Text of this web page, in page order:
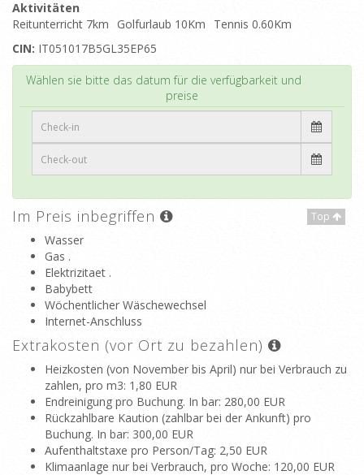
Aktivitäten
Reitunterricht 7km
Golfurlaub 10Km
Tennis 0.60Km
CIN: IT051017B5GL35EP65
Wählen sie bitte das datum für die verfügbarkeit und
preise
Top
Im Preis inbegriffen
Wasser
Gas .
Elektrizitaet .
Babybett
Wöchentlicher Wäschewechsel
Internet-Anschluss
Extrakosten (vor Ort zu bezahlen)
Heizkosten (von November bis April) nur bei Verbrauch zu
zahlen, pro m3: 1,80 EUR
Endreinigung pro Buchung. In bar: 280,00 EUR
Rückzahlbare Kaution (zahlbar bei der Ankunft) pro
Buchung. In bar: 300,00 EUR
Aufenthaltstaxe pro Person/Tag: 2,50 EUR
Klimaanlage nur bei Verbrauch, pro Woche: 120,00 EUR